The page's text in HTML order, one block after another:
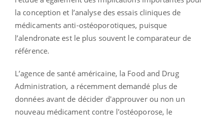
la conception et l’analyse des essais cliniques de
médicaments anti-ostéoporotiques, puisque
l’alendronate est le plus souvent le comparateur de
référence.
L’agence de santé américaine, la Food and Drug
Administration, a récemment demandé plus de
données avant de décider d'approuver ou non un
nouveau médicament contre l'ostéoporose, le